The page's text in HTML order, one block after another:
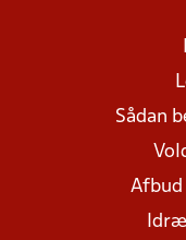
Sådan
Afbud